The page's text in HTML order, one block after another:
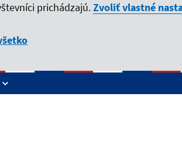
prichádzajú.Zvoliť vlastné